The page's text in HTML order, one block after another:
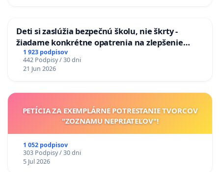
Deti si zaslúžia bezpečnú školu, nie škrty -
žiadame konkrétne opatrenia na zlepšenie
situácie v školstve
1 923 podpisov
442 Podpisy / 30 dni
21 Jun 2026
PETÍCIA ZA EXEMPLÁRNE POTRESTANIE TVORCOV
"ZOZNAMU NEPRIATEĽOV"!
1 052 podpisov
303 Podpisy / 30 dni
5 Jul 2026